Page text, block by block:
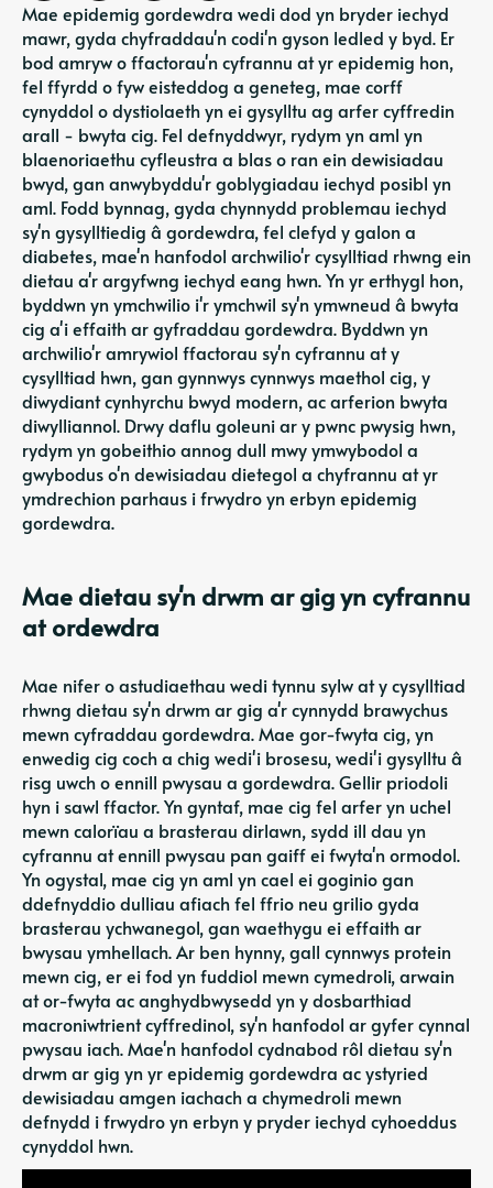
Mae epidemig gordewdra wedi dod yn bryder iechyd
mawr, gyda chyfraddau'n codi'n gyson ledled y byd. Er
bod amryw o ffactorau'n cyfrannu at yr epidemig hon,
fel ffyrdd o fyw eisteddog a geneteg, mae corff
cynyddol o dystiolaeth yn ei gysylltu ag arfer cyffredin
arall - bwyta cig. Fel defnyddwyr, rydym yn aml yn
blaenoriaethu cyfleustra a blas o ran ein dewisiadau
bwyd, gan anwybyddu'r goblygiadau iechyd posibl yn
aml. Fodd bynnag, gyda chynnydd problemau iechyd
sy'n gysylltiedig â gordewdra, fel clefyd y galon a
diabetes, mae'n hanfodol archwilio'r cysylltiad rhwng ein
dietau a'r argyfwng iechyd eang hwn. Yn yr erthygl hon,
byddwn yn ymchwilio i'r ymchwil sy'n ymwneud â bwyta
cig a'i effaith ar gyfraddau gordewdra. Byddwn yn
archwilio'r amrywiol ffactorau sy'n cyfrannu at y
cysylltiad hwn, gan gynnwys cynnwys maethol cig, y
diwydiant cynhyrchu bwyd modern, ac arferion bwyta
diwylliannol. Drwy daflu goleuni ar y pwnc pwysig hwn,
rydym yn gobeithio annog dull mwy ymwybodol a
gwybodus o'n dewisiadau dietegol a chyfrannu at yr
ymdrechion parhaus i frwydro yn erbyn epidemig
gordewdra.
Mae dietau sy'n drwm ar gig yn cyfrannu
at ordewdra
Mae nifer o astudiaethau wedi tynnu sylw at y cysylltiad
rhwng dietau sy'n drwm ar gig a'r cynnydd brawychus
mewn cyfraddau gordewdra. Mae gor-fwyta cig, yn
enwedig cig coch a chig wedi'i brosesu, wedi'i gysylltu â
risg uwch o ennill pwysau a gordewdra. Gellir priodoli
hyn i sawl ffactor. Yn gyntaf, mae cig fel arfer yn uchel
mewn calorïau a brasterau dirlawn, sydd ill dau yn
cyfrannu at ennill pwysau pan gaiff ei fwyta'n ormodol.
Yn ogystal, mae cig yn aml yn cael ei goginio gan
ddefnyddio dulliau afiach fel ffrio neu grilio gyda
brasterau ychwanegol, gan waethygu ei effaith ar
bwysau ymhellach. Ar ben hynny, gall cynnwys protein
mewn cig, er ei fod yn fuddiol mewn cymedroli, arwain
at or-fwyta ac anghydbwysedd yn y dosbarthiad
macroniwtrient cyffredinol, sy'n hanfodol ar gyfer cynnal
pwysau iach. Mae'n hanfodol cydnabod rôl dietau sy'n
drwm ar gig yn yr epidemig gordewdra ac ystyried
dewisiadau amgen iachach a chymedroli mewn
defnydd i frwydro yn erbyn y pryder iechyd cyhoeddus
cynyddol hwn.